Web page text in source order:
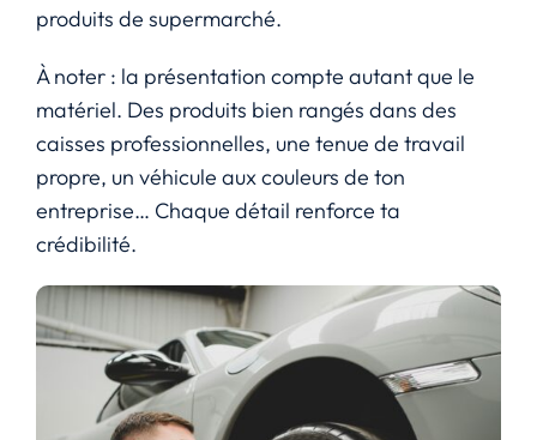
produits de supermarché.
À noter : la présentation compte autant que le
matériel. Des produits bien rangés dans des
caisses professionnelles, une tenue de travail
propre, un véhicule aux couleurs de ton
entreprise… Chaque détail renforce ta
crédibilité.